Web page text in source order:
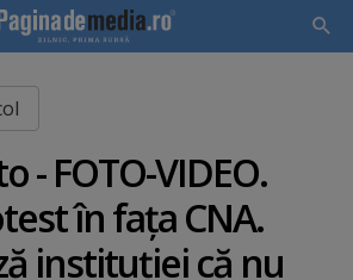
- FOTO-VIDEO.
în faţa CNA.
instituţiei că nu